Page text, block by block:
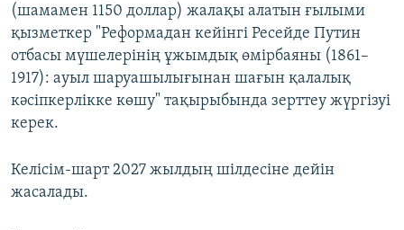
(шамамен 1150 доллар) жалақы алатын ғылыми
қызметкер "Реформадан кейінгі Ресейде Путин
отбасы мүшелерінің ұжымдық өмірбаяны (1861–
1917): ауыл шаруашылығынан шағын қалалық
кәсіпкерлікке көшу" тақырыбында зерттеу жүргізуі
керек.
Келісім-шарт 2027 жылдың шілдесіне дейін
жасалады.